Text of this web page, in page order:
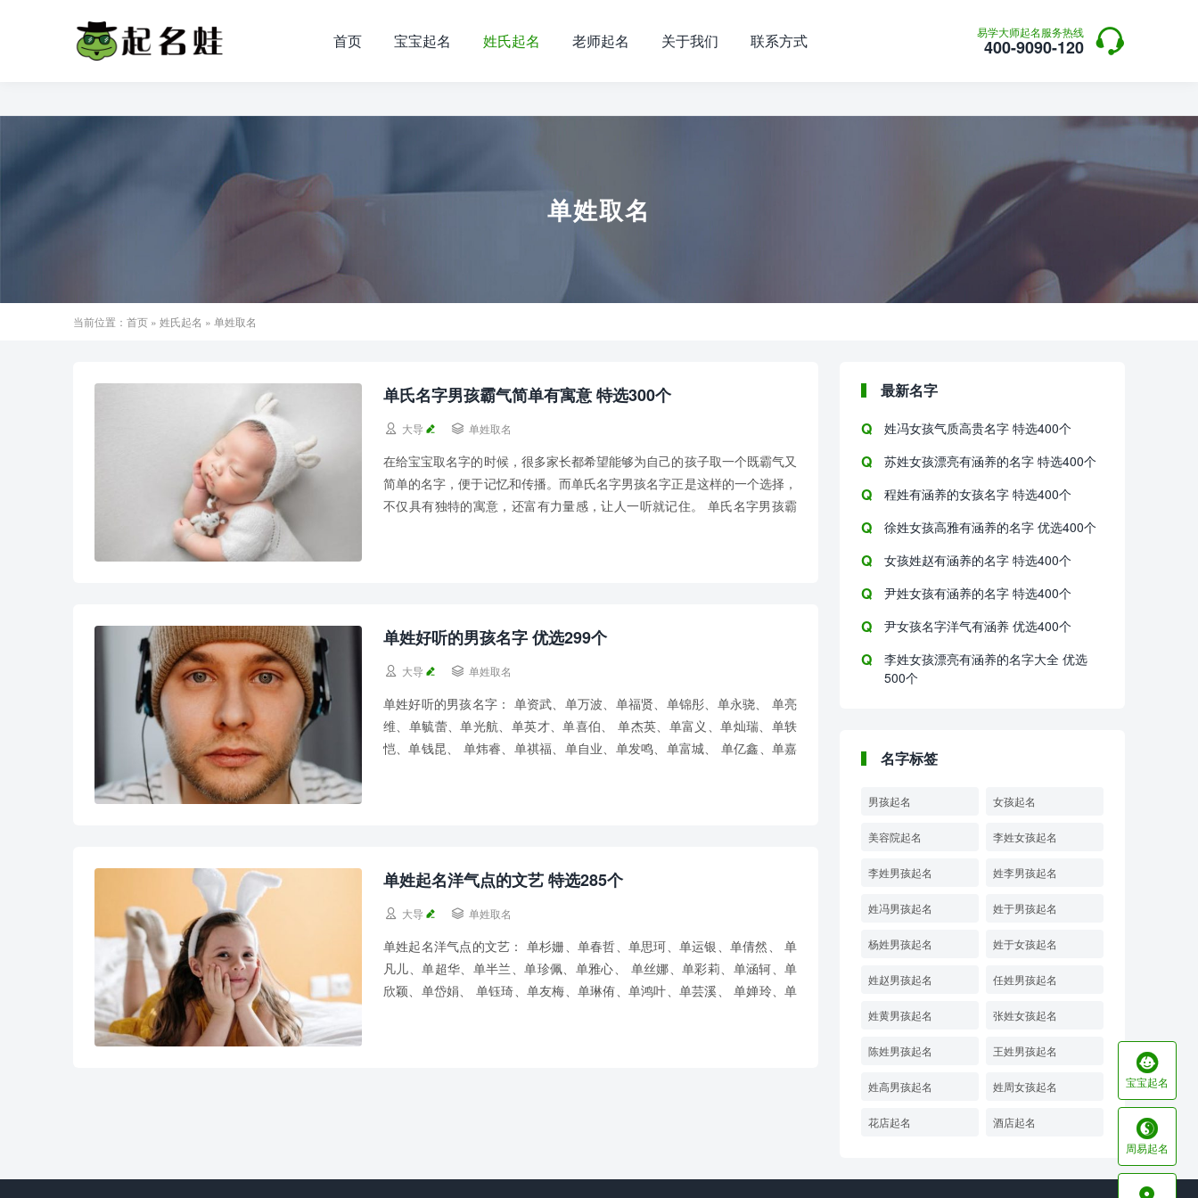
易学大师起名服务热线
400-9090-120 
首页 宝宝起名 姓氏起名 老师起名 关于我们 联系方式
单姓取名
当前位置： 首页 » 姓氏起名 » 单姓取名
单氏名字男孩霸气简单有寓意 特选300个
 大导  单姓取名
在给宝宝取名字的时候，很多家长都希望能够为自己的孩子取一个既霸气又
简单的名字，便于记忆和传播。而单氏名字男孩名字正是这样的一个选择，
不仅具有独特的寓意，还富有力量感，让人一听就记住。 单氏名字男孩霸
单姓好听的男孩名字 优选299个
 大导  单姓取名
单姓好听的男孩名字： 单资武、单万波、单福贤、单锦彤、单永骁、 单亮
维、单毓蕾、单光航、单英才、单喜伯、 单杰英、单富义、单灿瑞、单轶
恺、单钱昆、 单炜睿、单祺福、单自业、单发鸣、单富城、 单亿鑫、单嘉
单姓起名洋气点的文艺 特选285个
 大导  单姓取名
单姓起名洋气点的文艺： 单杉姗、单春哲、单思珂、单运银、单倩然、 单
凡儿、单超华、单半兰、单珍佩、单雅心、 单丝娜、单彩莉、单涵轲、单
欣颖、单岱娟、 单钰琦、单友梅、单琳侑、单鸿叶、单芸溪、 单婵玲、单
最新名字
姓冯女孩气质高贵名字 特选400个
苏姓女孩漂亮有涵养的名字 特选400个
程姓有涵养的女孩名字 特选400个
徐姓女孩高雅有涵养的名字 优选400个
女孩姓赵有涵养的名字 特选400个
尹姓女孩有涵养的名字 特选400个
尹女孩名字洋气有涵养 优选400个
李姓女孩漂亮有涵养的名字大全 优选
500个
名字标签
男孩起名 女孩起名
美容院起名 李姓女孩起名
李姓男孩起名 姓李男孩起名
姓冯男孩起名 姓于男孩起名
杨姓男孩起名 姓于女孩起名
姓赵男孩起名 任姓男孩起名
姓黄男孩起名 张姓女孩起名
陈姓男孩起名 王姓男孩起名
姓高男孩起名 姓周女孩起名
花店起名 酒店起名

宝宝起名

周易起名